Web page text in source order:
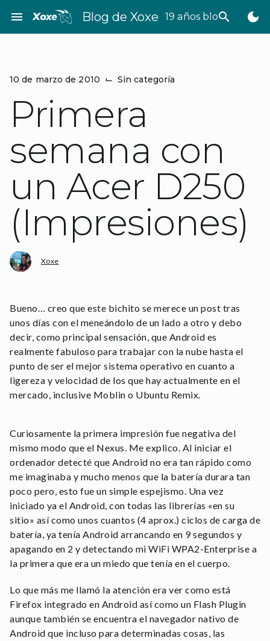
contenido
menu Blog de Xoxe 19 años bloggeando
search dark_mode
10 de marzo de 2010 ⌙ Sin categoría
Primera
semana con
un Acer D250
(Impresiones)
Xoxe
Bueno… creo que este bichito se merece un post tras
unos días con el meneándolo de un lado a otro y debo
decir, como principal sensación, que Android es
realmente fabuloso para trabajar con la nube hasta el
punto de ser el mejor sistema operativo en cuanto a
ligereza y velocidad de los que hay actualmente en el
mercado, inclusive Moblin o Ubuntu Remix.
Curiosamente la primera impresión fue negativa del
mismo modo que el Nexus. Me explico. Al iniciar el
ordenador detecté que Android no era tan rápido como
me imaginaba y mucho menos que la batería durara tan
poco pero, esto fue un simple espejismo. Una vez
iniciado ya el Android, con todas las librerías «en su
sitio» así como unos cuantos (4 aprox.) ciclos de carga de
batería, ya tenía Android arrancando en 9 segundos y
apagando en 2 y detectando mi WiFi WPA2-Enterprise a
la primera que era un miedo que tenía en el cuerpo.
Lo que más me llamó la atención era ver como está
Firefox integrado en Android así como un Flash Plugin
aunque también se encuentra el navegador nativo de
Android que incluso para determinadas cosas, las